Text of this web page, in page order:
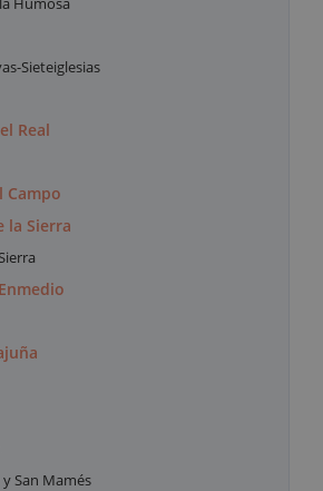
Sieteiglesias
Real
Campo
la Sierra
San Mamés